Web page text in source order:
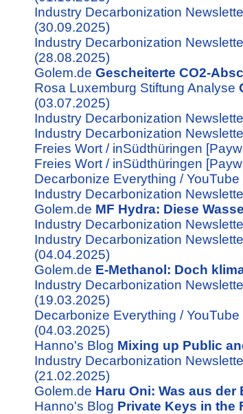
Industry Decarbonization
(30.09.2025)
Industry Decarbonization
(28.08.2025)
Golem.de Gescheiterte CO2-
Rosa Luxemburg Stiftung Analyse
(03.07.2025)
Industry Decarbonization
Industry Decarbonization
Freies Wort / inSüdthüringen
Freies Wort / inSüdthüringen
Decarbonize Everything / YouTube
Industry Decarbonization
Golem.de MF Hydra: Diese
Industry Decarbonization
Industry Decarbonization
(04.04.2025)
Golem.de E-Methanol: Doch
Industry Decarbonization
(19.03.2025)
Decarbonize Everything / YouTube
(04.03.2025)
Hanno's Blog Mixing up Public
Industry Decarbonization
(21.02.2025)
Golem.de Haru Oni: Was aus
Hanno's Blog Private Keys in the